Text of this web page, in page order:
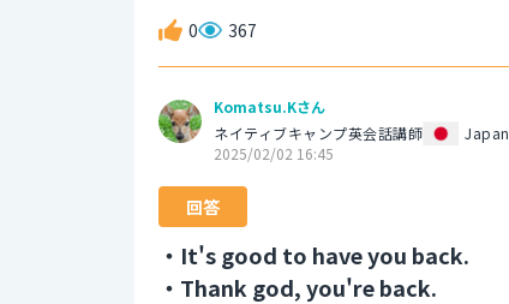
0 367
Komatsu.Kさん
ネイティブキャンプ英会話講師
Japan
2025/02/02 16:45
回答
・It's good to have you back.
・Thank god, you're back.